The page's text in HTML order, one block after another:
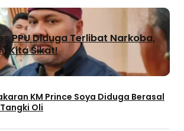
PPU Diduga Terlibat Narkoba,
Kita Sikat!
KM Prince Soya Diduga Berasal
Oli